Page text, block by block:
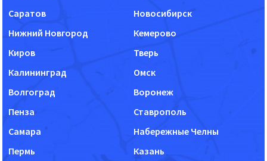
Саратов
Новосибирск
Нижний Новгород
Кемерово
Киров
Тверь
Калининград
Омск
Волгоград
Воронеж
Пенза
Ставрополь
Самара
Набережные Челны
Пермь
Казань